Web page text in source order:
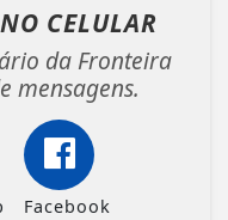
NO CELULAR
da Fronteira
mensagens.
Facebook